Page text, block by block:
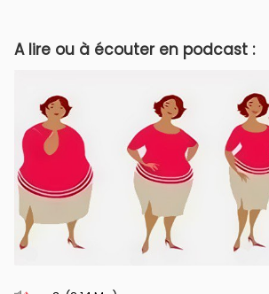
A lire ou à écouter en podcast :